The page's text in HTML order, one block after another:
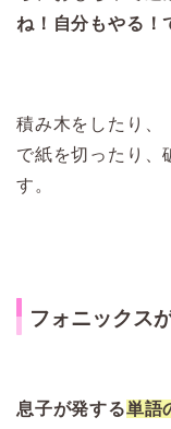
ね！自分もやる！
積み木をしたり、
で紙を切ったり、
す。
フォニックス
息子が発する単語